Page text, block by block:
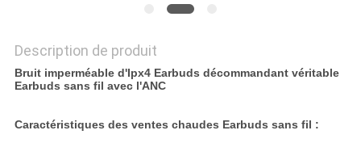
Description de produit
Bruit imperméable d'Ipx4 Earbuds décommandant véritable
Earbuds sans fil avec l'ANC
Caractéristiques des ventes chaudes Earbuds sans fil :